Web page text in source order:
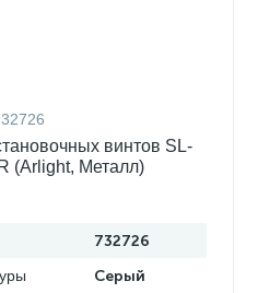
винтов SL-
(Arlight, Металл)
732726
Серый